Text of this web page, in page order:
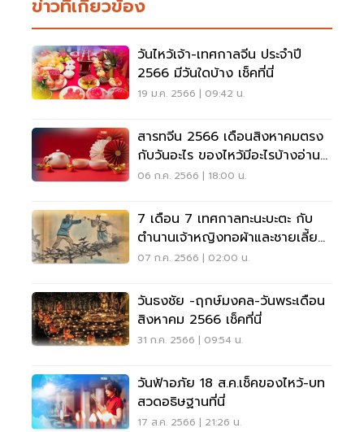
ข่าวที่เกี่ยวข้อง
วันไหว้เจ้า-เทศกาลจีน ประจำปี
2566 มีวันใดบ้าง เช็คที่นี่
19 ม.ค. 2566 | 09:42 น.
สารทจีน 2566 เดือนสิงหาคมตรง
กับวันอะไร ของไหว้มีอะไรบ้างอ่านที่
นี่มีคำตอบ
06 ก.ค. 2566 | 18:00 น.
7 เดือน 7 เทศกาลทะนะบะตะ กับ
ตำนานเจ้าหญิงทอผ้าและชายเลี้ยง
วัว
07 ก.ค. 2566 | 02:00 น.
วันธงชัย -ฤกษ์มงคล-วันพระเดือน
สิงหาคม 2566 เช็คที่นี่
31 ก.ค. 2566 | 09:54 น.
วันฟ้าอภัย 18 ส.ค.เช็คของไหว้-บท
สวดอธิษฐานที่นี่
17 ส.ค. 2566 | 21:26 น.